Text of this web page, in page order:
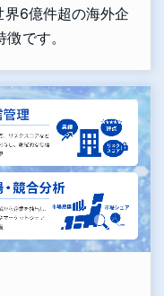
6億件超の海外企
です。